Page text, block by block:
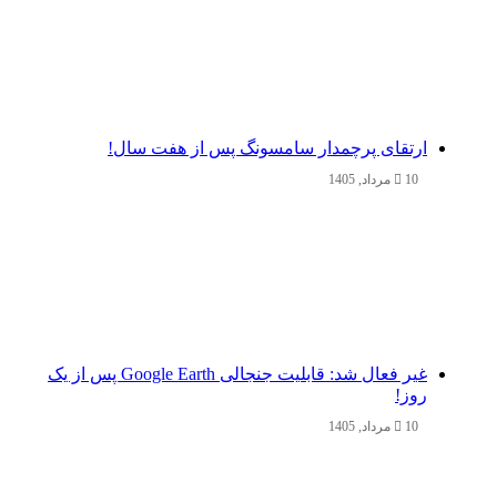
ارتقای پرچمدار سامسونگ پس از هفت سال!
10 مرداد, 1405
غیر فعال شد: قابلیت جنجالی Google Earth پس از یک
روز!
10 مرداد, 1405